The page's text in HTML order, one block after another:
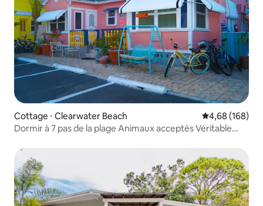
Cottage ⋅ Clearwater Beach Évaluation
4,68 (168)
Dormir à 7 pas de la plage Animaux acceptés Véritable